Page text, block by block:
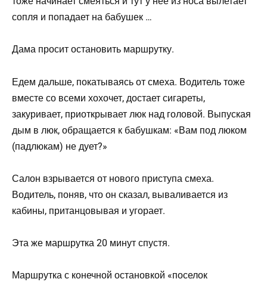
сопля и попадает на бабушек …
Дама просит остановить маршрутку.
Едем дальше, покатываясь от смеха. Водитель тоже
вместе со всеми хохочет, достает сигареты,
закуривает, приоткрывает люк над головой. Выпуская
дым в люк, обращается к бабушкам: «Вам под люком
(падлюкам) не дует?»
Салон взрывается от нового приступа смеха.
Водитель, поняв, что он сказал, вываливается из
кабины, пританцовывая и угорает.
Эта же маршрутка 20 минут спустя.
Маршрутка с конечной остановкой «поселок